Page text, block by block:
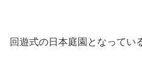
回遊式の日本庭園となってい